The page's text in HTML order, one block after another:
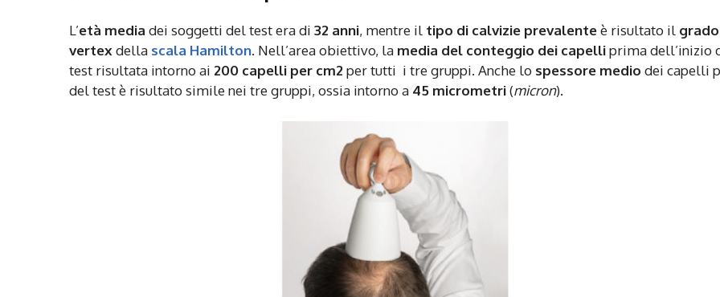
L’età media dei soggetti del test era di 32 anni, mentre il tipo di calvizie prevalenteè risultato il
vertex della scala Hamilton. Nell’area obiettivo, la media del conteggio dei capelliprima dell’inizio
test risultata intorno ai 200 capelli per cm2per tutti i tre gruppi. Anche lo spessore medio dei capelli
del test è risultato simile nei tre gruppi, ossia intorno a 45 micrometri(micron).